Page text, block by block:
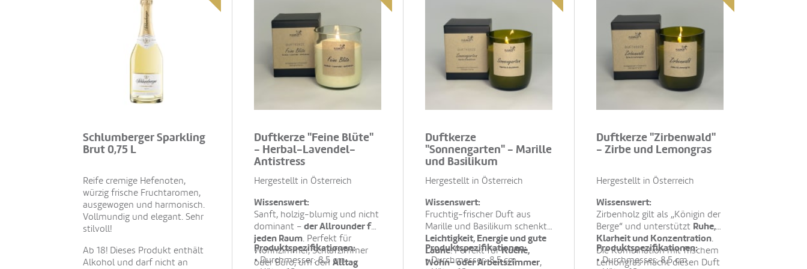
Schlumberger Sparkling
Brut 0,75 L
Reife cremige Hefenoten,
würzig frische Fruchtaromen,
ausgewogen und harmonisch.
Vollmundig und elegant. Sehr
stilvoll!
Ab 18! Dieses Produkt enthält
Alkohol und darf nicht an
Duftkerze "Feine Blüte"
- Herbal-Lavendel-
Antistress
Hergestellt in Österreich
Wissenswert:
Sanft, holzig-blumig und nicht
dominant – der Allrounder für
jeden Raum. Perfekt für
Wohnzimmer, Schlafzimmer
oder Büro, um den Alltag
Produktspezifikationen:
• Durchmesser: 8,5 cm
Duftkerze
"Sonnengarten" - Marille
und Basilikum
Hergestellt in Österreich
Wissenswert:
Fruchtig-frischer Duft aus
Marille und Basilikum schenkt
Leichtigkeit, Energie und gute
Laune. Perfekt fürKüche,
Wohn- oder Arbeitszimmer,
Produktspezifikationen:
• Durchmesser: 8,5 cm
Duftkerze "Zirbenwald"
- Zirbe und Lemongras
Hergestellt in Österreich
Wissenswert:
Zirbenholz gilt als „Königin der
Berge“ und unterstützt Ruhe,
Klarheit und Konzentration.
Die Kombination mit frischem
Lemongras macht diesen Duft
Produktspezifikationen:
• Durchmesser: 8,5 cm